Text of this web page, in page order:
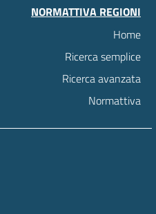
NORMATTIVA REGIONI
Home
Ricerca semplice
Ricerca avanzata
Normattiva